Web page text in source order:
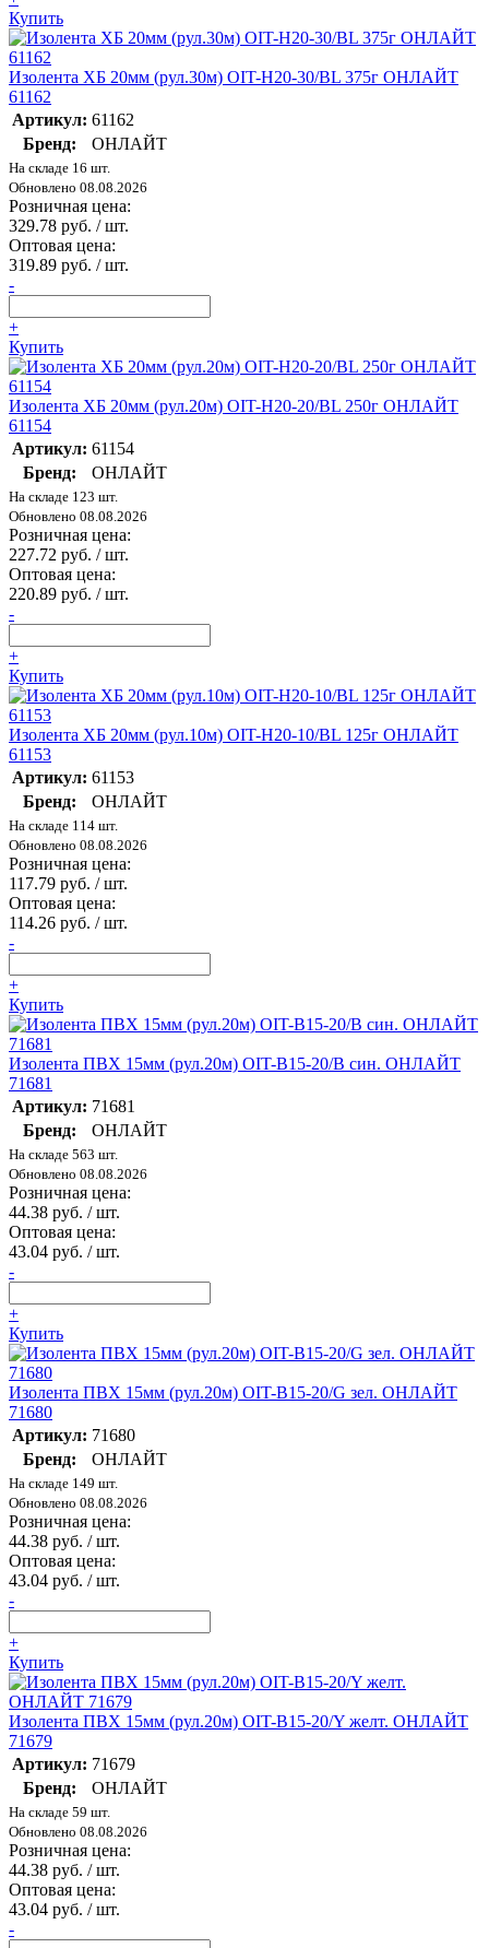
Купить
Изолента ХБ 20мм (рул.30м) OIT-H20-30/BL 375г ОНЛАЙТ
61162
Артикул: 61162
Бренд:
ОНЛАЙТ
На складе 16 шт.
Обновлено 08.08.2026
Розничная цена:
329.78 руб. / шт.
Оптовая цена:
319.89 руб. / шт.
-
+
Купить
Изолента ХБ 20мм (рул.20м) OIT-H20-20/BL 250г ОНЛАЙТ
61154
Артикул: 61154
Бренд:
ОНЛАЙТ
На складе 123 шт.
Обновлено 08.08.2026
Розничная цена:
227.72 руб. / шт.
Оптовая цена:
220.89 руб. / шт.
-
+
Купить
Изолента ХБ 20мм (рул.10м) OIT-H20-10/BL 125г ОНЛАЙТ
61153
Артикул: 61153
Бренд:
ОНЛАЙТ
На складе 114 шт.
Обновлено 08.08.2026
Розничная цена:
117.79 руб. / шт.
Оптовая цена:
114.26 руб. / шт.
-
+
Купить
Изолента ПВХ 15мм (рул.20м) OIT-B15-20/B син. ОНЛАЙТ
71681
Артикул: 71681
Бренд:
ОНЛАЙТ
На складе 563 шт.
Обновлено 08.08.2026
Розничная цена:
44.38 руб. / шт.
Оптовая цена:
43.04 руб. / шт.
-
+
Купить
Изолента ПВХ 15мм (рул.20м) OIT-B15-20/G зел. ОНЛАЙТ
71680
Артикул: 71680
Бренд:
ОНЛАЙТ
На складе 149 шт.
Обновлено 08.08.2026
Розничная цена:
44.38 руб. / шт.
Оптовая цена:
43.04 руб. / шт.
-
+
Купить
Изолента ПВХ 15мм (рул.20м) OIT-B15-20/Y желт. ОНЛАЙТ
71679
Артикул: 71679
Бренд:
ОНЛАЙТ
На складе 59 шт.
Обновлено 08.08.2026
Розничная цена:
44.38 руб. / шт.
Оптовая цена:
43.04 руб. / шт.
-